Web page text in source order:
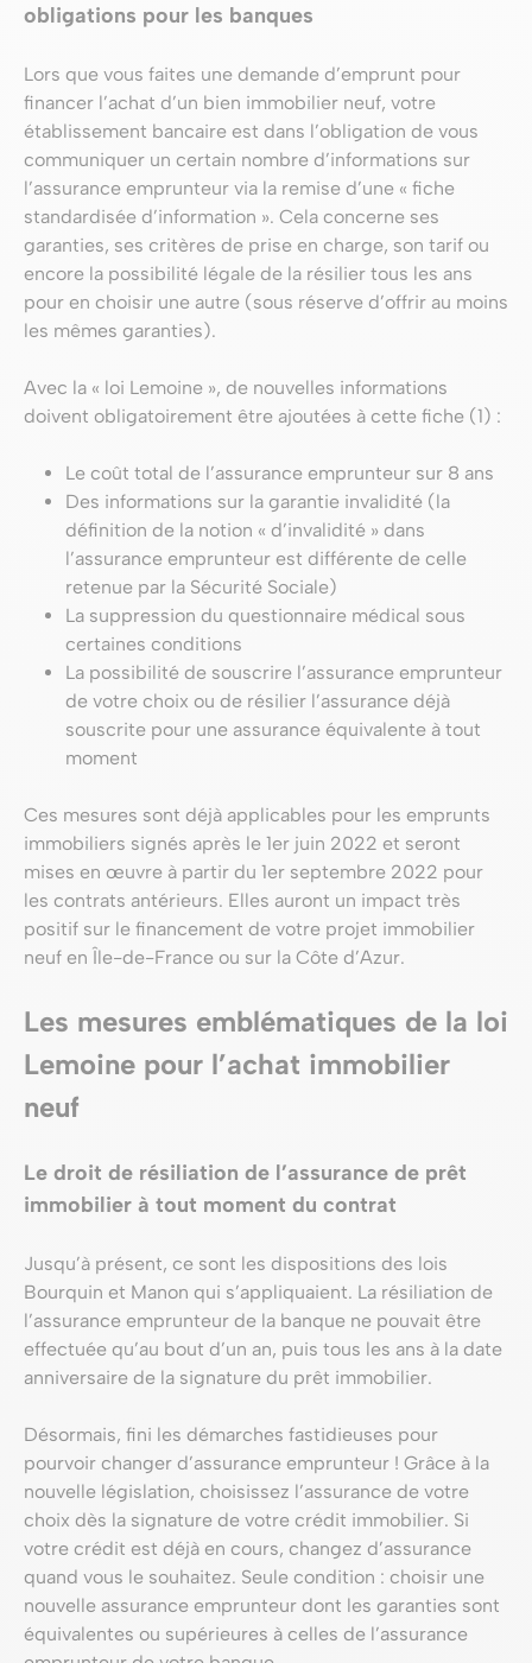
obligations pour les banques
Lors que vous faites une demande d’emprunt pour
financer l’achat d’un bien immobilier neuf, votre
établissement bancaire est dans l’obligation de vous
communiquer un certain nombre d’informations sur
l’assurance emprunteur via la remise d’une « fiche
standardisée d’information ». Cela concerne ses
garanties, ses critères de prise en charge, son tarif ou
encore la possibilité légale de la résilier tous les ans
pour en choisir une autre (sous réserve d’offrir au moins
les mêmes garanties).
Avec la « loi Lemoine », de nouvelles informations
doivent obligatoirement être ajoutées à cette fiche (1) :
Le coût total de l’assurance emprunteur sur 8 ans
Des informations sur la garantie invalidité (la
définition de la notion « d’invalidité » dans
l’assurance emprunteur est différente de celle
retenue par la Sécurité Sociale)
La suppression du questionnaire médical sous
certaines conditions
La possibilité de souscrire l’assurance emprunteur
de votre choix ou de résilier l’assurance déjà
souscrite pour une assurance équivalente à tout
moment
Ces mesures sont déjà applicables pour les emprunts
immobiliers signés après le 1er juin 2022 et seront
mises en œuvre à partir du 1er septembre 2022 pour
les contrats antérieurs. Elles auront un impact très
positif sur le financement de votre projet immobilier
neuf en Île-de-France ou sur la Côte d’Azur.
Les mesures emblématiques de la loi
Lemoine pour l’achat immobilier
neuf
Le droit de résiliation de l’assurance de prêt
immobilier à tout moment du contrat
Jusqu’à présent, ce sont les dispositions des lois
Bourquin et Manon qui s’appliquaient. La résiliation de
l’assurance emprunteur de la banque ne pouvait être
effectuée qu’au bout d’un an, puis tous les ans à la date
anniversaire de la signature du prêt immobilier.
Désormais, fini les démarches fastidieuses pour
pourvoir changer d’assurance emprunteur ! Grâce à la
nouvelle législation, choisissez l’assurance de votre
choix dès la signature de votre crédit immobilier. Si
votre crédit est déjà en cours, changez d’assurance
quand vous le souhaitez. Seule condition : choisir une
nouvelle assurance emprunteur dont les garanties sont
équivalentes ou supérieures à celles de l’assurance